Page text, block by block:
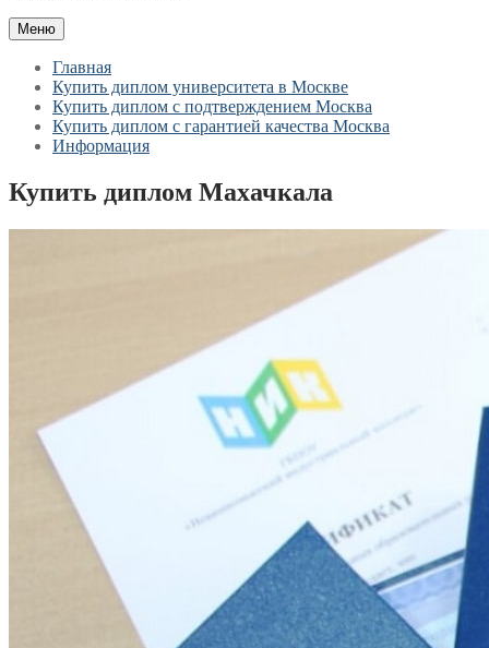
Меню
Главная
Купить диплом университета в Москве
Купить диплом с подтверждением Москва
Купить диплом с гарантией качества Москва
Информация
Купить диплом Махачкала